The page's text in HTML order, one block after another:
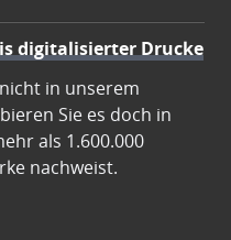
digitalisierter Drucke
in unserem
Sie es doch in
als 1.600.000
nachweist.